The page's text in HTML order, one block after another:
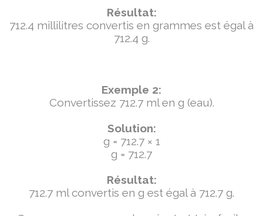
Résultat:
712.4 millilitres convertis en grammes est égal à
712.4 g.
Exemple 2:
Convertissez 712.7 ml en g (eau).
Solution:
g = 712.7 × 1
g = 712.7
Résultat:
712.7 ml convertis en g est égal à 712.7 g.